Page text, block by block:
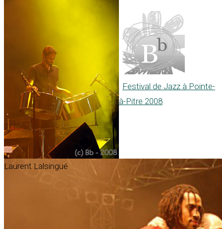
Laurent Lalsingué
Festival de Jazz à Pointe-
à-Pitre 2008